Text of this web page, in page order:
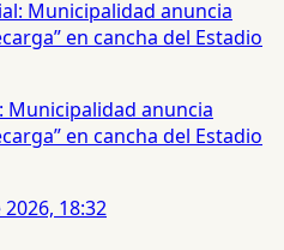
Municipalidad anuncia
en cancha del Estadio
18:32